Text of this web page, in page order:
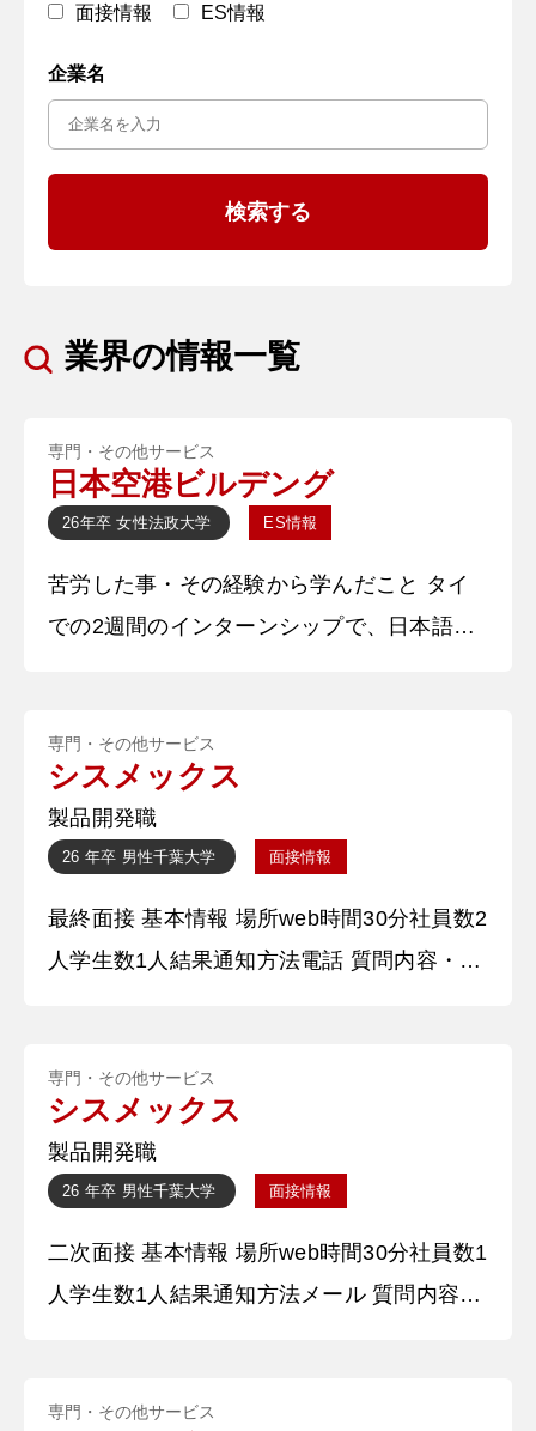
面接情報 ES情報
企業名
業界の情報一覧
専門・その他サービス
日本空港ビルデング
26年卒 女性法政大学 ES情報
苦労した事・その経験から学んだこと タイ
での2週間のインターンシップで、日本語補
最低限の会話ができるよう準備しました。授
業では日本語のプレゼンやロールプレイを担
当し、時には一人で3時間の授業を任される
こともありました。特に、学生のレベルに合
わせた内容調整に苦労しました。また、当日
プロジェクターが使えず、映像が流
専門・その他サービス
シスメックス
製品開発職
26 年卒 男性千葉大学 面接情報
最終面接 基本情報 場所web時間30分社員数2
人学生数1人結果通知方法電話 質問内容・回
す。〇〇から参りました、〇〇と申します。
学生時代は〇〇コースに所属していたため、
4大力学や製図等を学びました。研究室では
医工学の色の強い研究室へ進み筋肉系疾患の
簡便な診断装置の開発に取り組ん
専門・その他サービス
シスメックス
製品開発職
26 年卒 男性千葉大学 面接情報
二次面接 基本情報 場所web時間30分社員数1
人学生数1人結果通知方法メール 質問内容・
りがとうございます。〇〇から参りました、
専門・その他サービス